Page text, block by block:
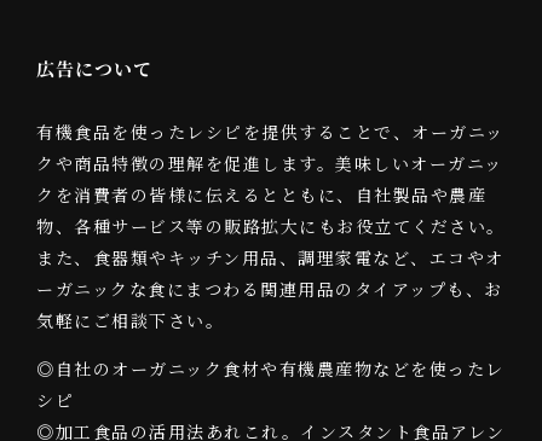
広告について
有機食品を使ったレシピを提供することで、オーガニッ
クや商品特徴の理解を促進します。美味しいオーガニッ
クを消費者の皆様に伝えるとともに、自社製品や農産
物、各種サービス等の販路拡大にもお役立てください。
また、食器類やキッチン用品、調理家電など、エコやオ
ーガニックな食にまつわる関連用品のタイアップも、お
気軽にご相談下さい。
◎自社のオーガニック食材や有機農産物などを使ったレ
シピ
◎加工食品の活用法あれこれ。インスタント食品アレン